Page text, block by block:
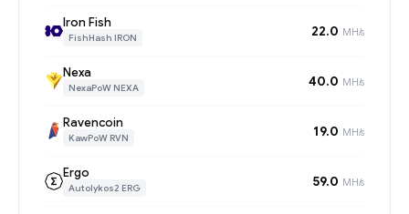
Iron Fish
FishHash IRON 22.0 MH/s
Nexa
NexaPoW NEXA 40.0 MH/s
Ravencoin
KawPoW RVN 19.0 MH/s
Ergo
Autolykos2 ERG 59.0 MH/s